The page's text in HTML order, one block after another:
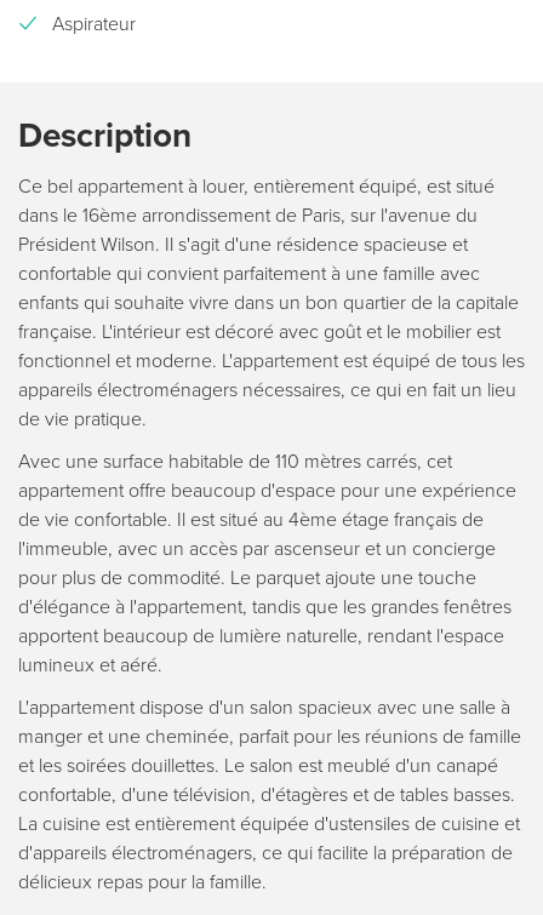
Aspirateur
Description
Ce bel appartement à louer, entièrement équipé, est situé
dans le 16ème arrondissement de Paris, sur l'avenue du
Président Wilson. Il s'agit d'une résidence spacieuse et
confortable qui convient parfaitement à une famille avec
enfants qui souhaite vivre dans un bon quartier de la capitale
française. L'intérieur est décoré avec goût et le mobilier est
fonctionnel et moderne. L'appartement est équipé de tous les
appareils électroménagers nécessaires, ce qui en fait un lieu
de vie pratique.
Avec une surface habitable de 110 mètres carrés, cet
appartement offre beaucoup d'espace pour une expérience
de vie confortable. Il est situé au 4ème étage français de
l'immeuble, avec un accès par ascenseur et un concierge
pour plus de commodité. Le parquet ajoute une touche
d'élégance à l'appartement, tandis que les grandes fenêtres
apportent beaucoup de lumière naturelle, rendant l'espace
lumineux et aéré.
L'appartement dispose d'un salon spacieux avec une salle à
manger et une cheminée, parfait pour les réunions de famille
et les soirées douillettes. Le salon est meublé d'un canapé
confortable, d'une télévision, d'étagères et de tables basses.
La cuisine est entièrement équipée d'ustensiles de cuisine et
d'appareils électroménagers, ce qui facilite la préparation de
délicieux repas pour la famille.